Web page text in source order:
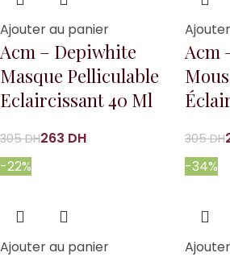
Ajouter au panier
Acm – Depiwhite
Masque Pelliculable
Eclaircissant 40 Ml
305DH263 DH
Acm
305DH
-22%
Ajouter au panier
-34%